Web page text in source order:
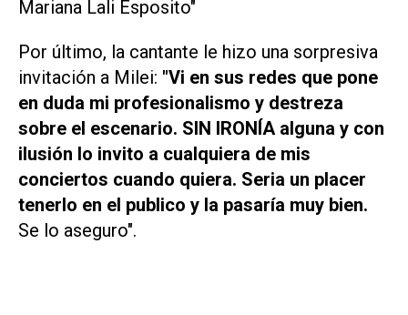
Mariana Lali Esposito"
Por último, la cantante le hizo una sorpresiva
invitación a Milei: "Vi en sus redes que pone
en duda mi profesionalismo y destreza
sobre el escenario. SIN IRONÍA alguna y con
ilusión lo invito a cualquiera de mis
conciertos cuando quiera. Seria un placer
tenerlo en el publico y la pasaría muy bien.
Se lo aseguro".